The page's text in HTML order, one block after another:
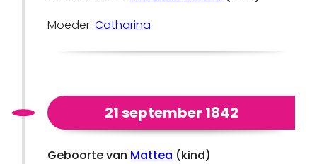
Moeder:Catharina
21 september 1842
Geboorte van Mattea (kind)